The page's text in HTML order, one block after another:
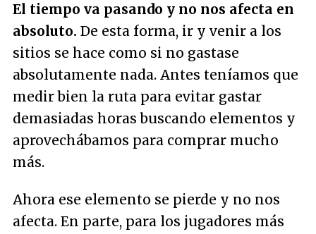
El tiempo va pasando y no nos afecta en
absoluto. De esta forma, ir y venir a los
sitios se hace como si no gastase
absolutamente nada. Antes teníamos que
medir bien la ruta para evitar gastar
demasiadas horas buscando elementos y
aprovechábamos para comprar mucho
más.
Ahora ese elemento se pierde y no nos
afecta. En parte, para los jugadores más